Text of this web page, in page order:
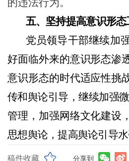
五、坚持提高意识形态
党员领导干部继续加
好面临外来的意识形态渗
意识形态的时代适应性挑
传和舆论引导 ，继续加强
管理，加强网络文化建设
思想舆论，提高舆论引导水
稿件收藏 分享到